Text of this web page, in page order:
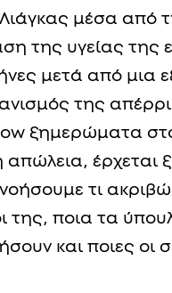
μέσα από
της υγείας της
μετά από μια
της
ξημερώματα
έρχεται
τι
της, ποια τα
και ποιες οι